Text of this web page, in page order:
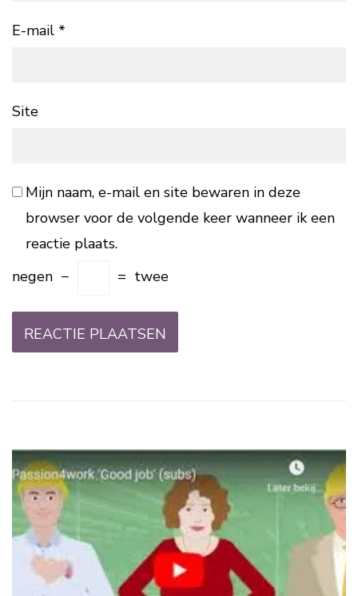
E-mail *
Site
Mijn naam, e-mail en site bewaren in deze
browser voor de volgende keer wanneer ik een
reactie plaats.
negen − = twee